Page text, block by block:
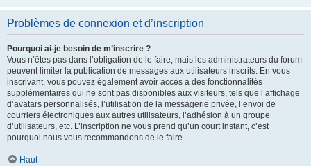
Problèmes de connexion et d’inscription
Pourquoi ai-je besoin de m’inscrire ?
Vous n’êtes pas dans l’obligation de le faire, mais les administrateurs du forum
peuvent limiter la publication de messages aux utilisateurs inscrits. En vous
inscrivant, vous pouvez également avoir accès à des fonctionnalités
supplémentaires qui ne sont pas disponibles aux visiteurs, tels que l’affichage
d’avatars personnalisés, l’utilisation de la messagerie privée, l’envoi de
courriers électroniques aux autres utilisateurs, l’adhésion à un groupe
d’utilisateurs, etc. L’inscription ne vous prend qu’un court instant, c’est
pourquoi nous vous recommandons de le faire.
Haut